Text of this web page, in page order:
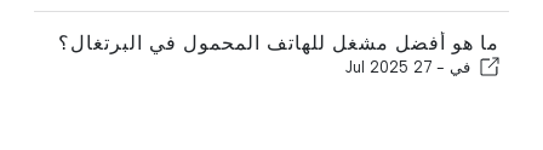
ما هو أفضل مشغل للهاتف المحمول في البرتغال؟
في - 27 Jul 2025